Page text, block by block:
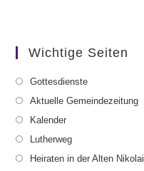
Wichtige Seiten
Gottesdienste
Aktuelle Gemeindezeitung
Kalender
Lutherweg
Heiraten in der Alten